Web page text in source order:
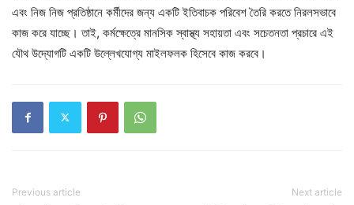
এবং নিজ নিজ প্রতিষ্ঠানে কর্মীদের জন্য একটি ইতিবাচক পরিবেশ তৈরি করতে নিরলসভাবে
কাজ করে যাচ্ছে। তাই, কর্মক্ষেত্রে মানসিক স্বাস্থ্য সহায়তা এবং সচেতনতা প্রচারে এই
যৌথ উদ্যোগটি একটি উল্লেখযোগ্য মাইলফলক হিসেবে কাজ করবে।
Previous article Next article